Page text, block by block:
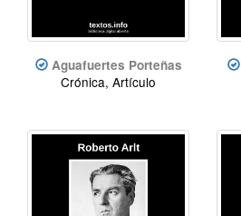
Aguafuertes Porteñas
Crónica, Artículo